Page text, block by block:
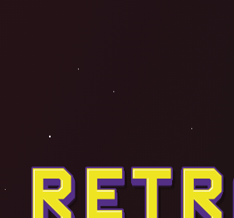
Särkänniemi Arcade ·